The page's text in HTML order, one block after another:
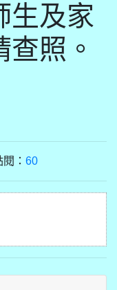
生及家
照。
： 60